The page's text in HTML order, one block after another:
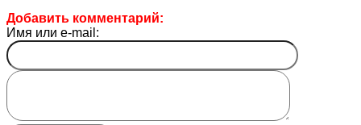
Добавить комментарий:
Имя или e-mail: